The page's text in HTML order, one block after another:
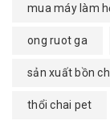
mua máy làm
ong ruot ga
sản xuất bồn
thổi chai pet